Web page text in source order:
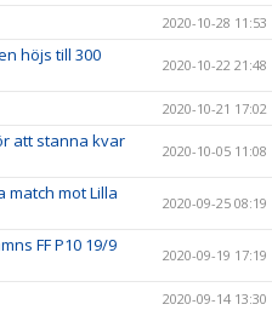
2020-10-28 11:53
höjs till 300
2020-10-22 21:48
2020-10-21 17:02
att stanna kvar
2020-10-05 11:08
match mot Lilla
2020-09-25 08:19
FF P10 19/9
2020-09-19 17:19
2020-09-14 13:30